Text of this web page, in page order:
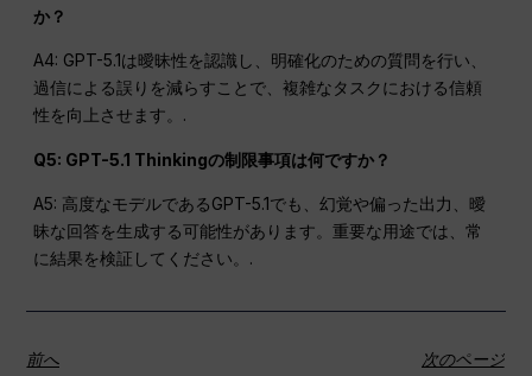
か？
A4: GPT-5.1は曖昧性を認識し、明確化のための質問を行い、
過信による誤りを減らすことで、複雑なタスクにおける信頼
性を向上させます。.
Q5: GPT-5.1 Thinkingの制限事項は何ですか？
A5: 高度なモデルであるGPT-5.1でも、幻覚や偏った出力、曖
昧な回答を生成する可能性があります。重要な用途では、常
に結果を検証してください。.
前へ 次のページ